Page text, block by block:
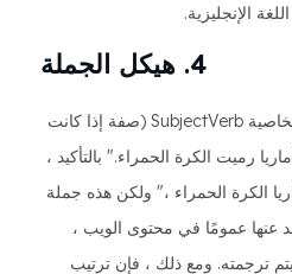
4. هيكل الجملة
تلتزم اللغة الإنجليزية عمومًا بخاصية SubjectVerb (صفة إذا كانت
رميت الكرة الحمراء." بالتأكيد ،
الكرة الحمراء ،" ولكن هذه جملة
عنها عمومًا في محتوى الويب ،
ترجمته. ومع ذلك ، فإن ترتيب